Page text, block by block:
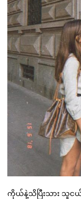
ကိုယ်နဲ့သိပြီးသား သူင